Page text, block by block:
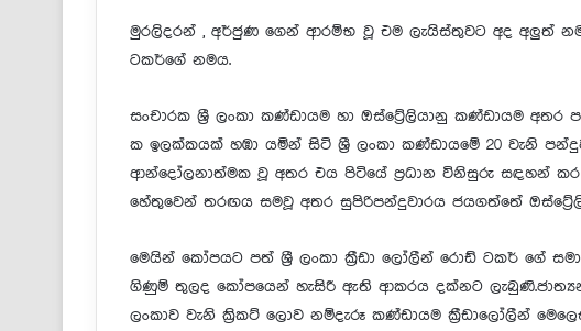
මුරලිදරන් , අර්ජුණ ගෙන් ආරම්භ වූ එම ලැයිස්තුවට අද අලුත්
ටකර්ගේ නමය.
සංචාරක ශ්‍රී ලංකා කණ්ඩායම හා ඔස්ට්‍රේලියානු කණ්ඩායම අතර
ක ඉලක්කයක් හඹා යමින් සිටි ශ්‍රී ලංකා කණ්ඩායමේ 20 වැනි
ආන්දෝලනාත්මක වූ අතර එය පිටියේ ප්‍රධාන විනිසුරු සඳහන්
හේතුවෙන් තරඟය සමවූ අතර සුපිරිපන්දුවාරය ජයගත්තේ
මෙයින් කෝපයට පත් ශ්‍රී ලංකා ක්‍රීඩා ලෝලීන් රොඩ් ටකර් ගේ
ගිණුම් තුලද කෝපයෙන් හැසිරී ඇති ආකරය දක්නට
ලංකාව වැනි ක්‍රිකට් ලොව නම්දැරූ කණ්ඩායම ක්‍රීඩාලෝලීන්